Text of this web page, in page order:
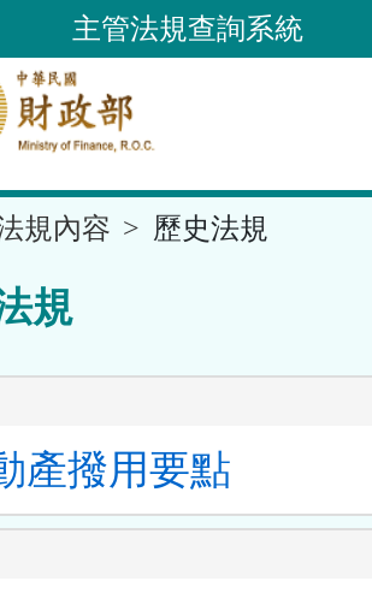
主管法規查詢系統
規內容 歷史法規
規
產撥用要點